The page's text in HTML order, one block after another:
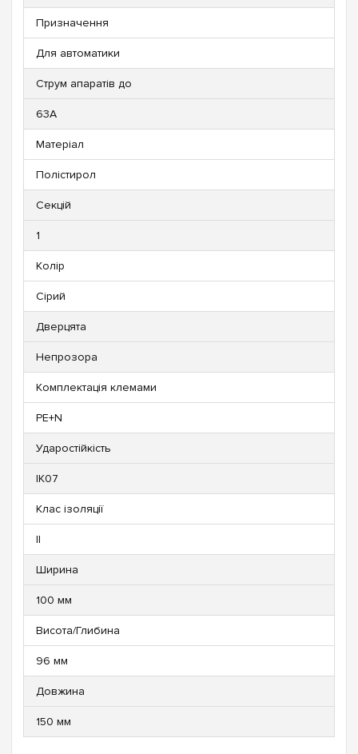
Призначення
Для автоматики
Струм апаратів до
63А
Матеріал
Полістирол
Секцій
1
Колір
Сірий
Дверцята
Непрозора
Комплектація клемами
PE+N
Ударостійкість
IK07
Клас ізоляції
ll
Ширина
100 мм
Висота/Глибина
96 мм
Довжина
150 мм